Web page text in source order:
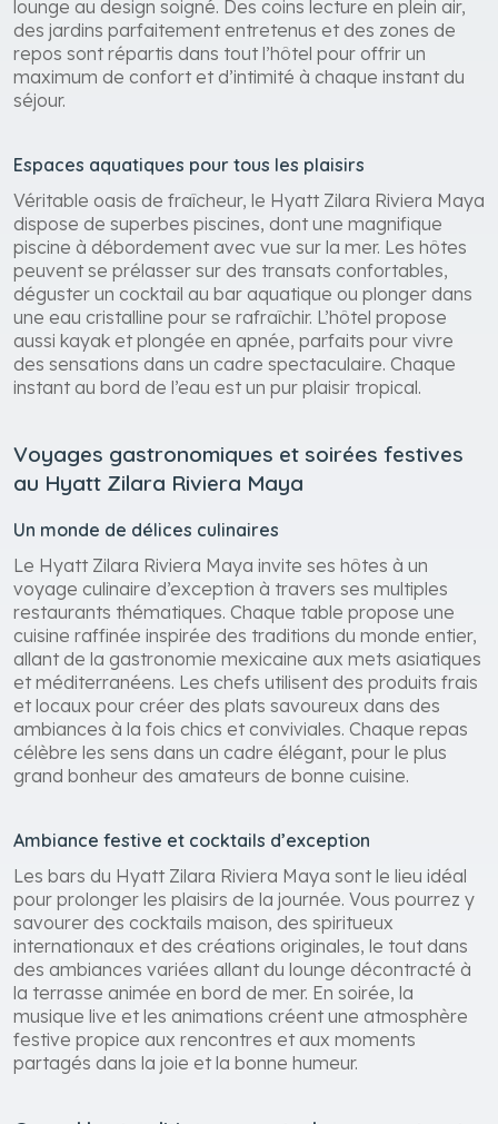
lounge au design soigné. Des coins lecture en plein air,
des jardins parfaitement entretenus et des zones de
repos sont répartis dans tout l’hôtel pour offrir un
maximum de confort et d’intimité à chaque instant du
séjour.
Espaces aquatiques pour tous les plaisirs
Véritable oasis de fraîcheur, le Hyatt Zilara Riviera Maya
dispose de superbes piscines, dont une magnifique
piscine à débordement avec vue sur la mer. Les hôtes
peuvent se prélasser sur des transats confortables,
déguster un cocktail au bar aquatique ou plonger dans
une eau cristalline pour se rafraîchir. L’hôtel propose
aussi kayak et plongée en apnée, parfaits pour vivre
des sensations dans un cadre spectaculaire. Chaque
instant au bord de l’eau est un pur plaisir tropical.
Voyages gastronomiques et soirées festives
au Hyatt Zilara Riviera Maya
Un monde de délices culinaires
Le Hyatt Zilara Riviera Maya invite ses hôtes à un
voyage culinaire d’exception à travers ses multiples
restaurants thématiques. Chaque table propose une
cuisine raffinée inspirée des traditions du monde entier,
allant de la gastronomie mexicaine aux mets asiatiques
et méditerranéens. Les chefs utilisent des produits frais
et locaux pour créer des plats savoureux dans des
ambiances à la fois chics et conviviales. Chaque repas
célèbre les sens dans un cadre élégant, pour le plus
grand bonheur des amateurs de bonne cuisine.
Ambiance festive et cocktails d’exception
Les bars du Hyatt Zilara Riviera Maya sont le lieu idéal
pour prolonger les plaisirs de la journée. Vous pourrez y
savourer des cocktails maison, des spiritueux
internationaux et des créations originales, le tout dans
des ambiances variées allant du lounge décontracté à
la terrasse animée en bord de mer. En soirée, la
musique live et les animations créent une atmosphère
festive propice aux rencontres et aux moments
partagés dans la joie et la bonne humeur.